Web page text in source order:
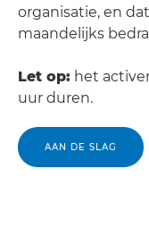
organisatie, en
maandelijks
Let op: het
uur duren.
AAN DE SLAG